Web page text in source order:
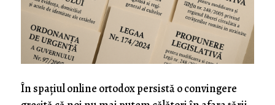
În spațiul online ortodox persistă o convingere